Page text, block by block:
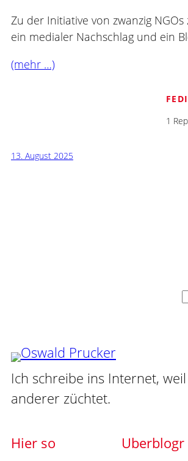
Zu der Initiative von zwanzig
ein medialer Nachschlag und ein
(mehr …)
1
13. August 2025
Ich schreibe ins Internet,
anderer züchtet.
Hier so Uberblogr